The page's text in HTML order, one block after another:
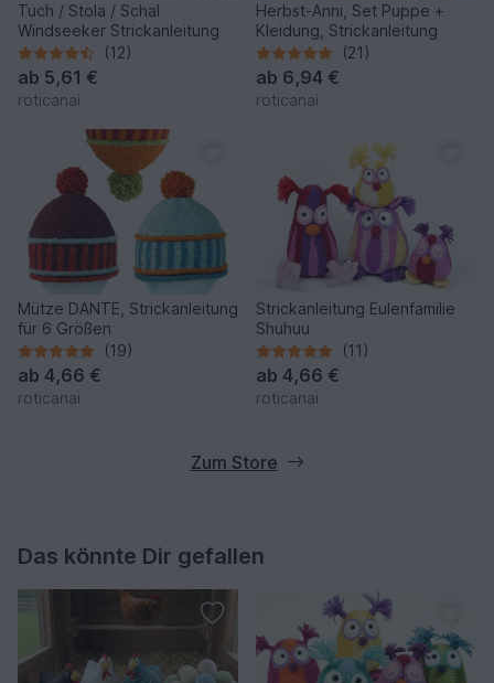
Tuch / Stola / Schal
Windseeker Strickanleitung
(12)
ab 5,61 €
roticanai
Herbst-Anni, Set Puppe +
Kleidung, Strickanleitung
(21)
ab 6,94 €
roticanai
Mütze DANTE, Strickanleitung
für 6 Größen
(19)
ab 4,66 €
roticanai
Strickanleitung Eulenfamilie
Shuhuu
(11)
ab 4,66 €
roticanai
Zum Store
Das könnte Dir gefallen